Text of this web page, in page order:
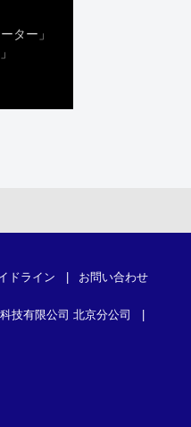
ター」
ドライン お問い合わせ
技有限公司 北京分公司